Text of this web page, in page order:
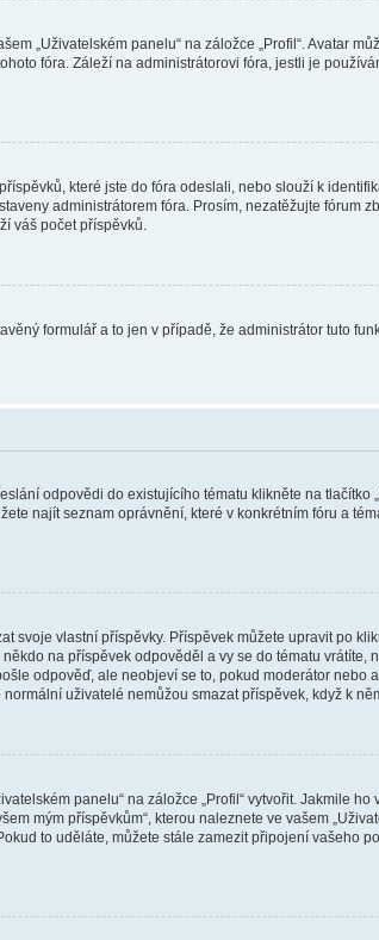
„Uživatelském panelu“ na záložce „Profil“. Avatar
fóra. Záleží na administrátorovi fóra, jestli je
které jste do fóra odeslali, nebo slouží k
administrátorem fóra. Prosím, nezatěžujte fórum
váš počet příspěvků.
formulář a to jen v případě, že administrátor tuto
odpovědi do existujícího tématu klikněte na
najít seznam oprávnění, které v konkrétním fóru a
vlastní příspěvky. Příspěvek můžete upravit po
na příspěvek odpověděl a vy se do tématu vrátíte,
odpověď, ale neobjeví se to, pokud moderátor
uživatelé nemůžou smazat příspěvek, když k
panelu“ na záložce „Profil“ vytvořit. Jakmile
mým příspěvkům“, kterou naleznete ve vašem
to uděláte, můžete stále zamezit připojení vašeho